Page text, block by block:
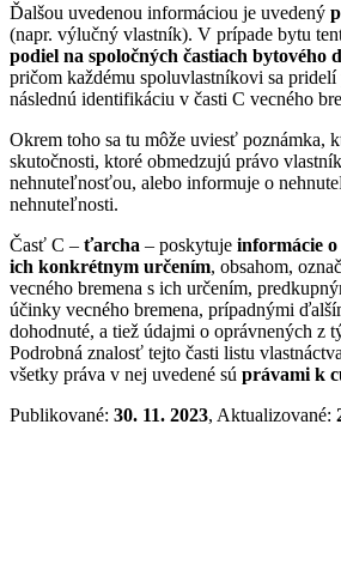
Ďalšou uvedenou informáciou je uvedený
(napr. výlučný vlastník). V prípade bytu
podiel na spoločných častiach bytového
pričom každému spoluvlastníkovi sa pridelí
následnú identifikáciu v časti C vecného
Okrem toho sa tu môže uviesť poznámka,
skutočnosti, ktoré obmedzujú právo
nehnuteľnosťou, alebo informuje o
nehnuteľnosti.
Časť C – ťarcha – poskytuje informácie o
ich konkrétnym určením, obsahom,
vecného bremena s ich určením,
účinky vecného bremena, prípadnými
dohodnuté, a tiež údajmi o oprávnených z
Podrobná znalosť tejto časti listu
všetky práva v nej uvedené sú právami k
Publikované: 30. 11. 2023, Aktualizované: